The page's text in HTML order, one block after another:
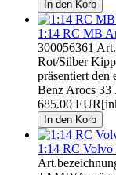
1:14 RC MB
300056361
Rot/Silber
präsentiert den
Benz Arocs 33
685.00 EUR
1:14 RC